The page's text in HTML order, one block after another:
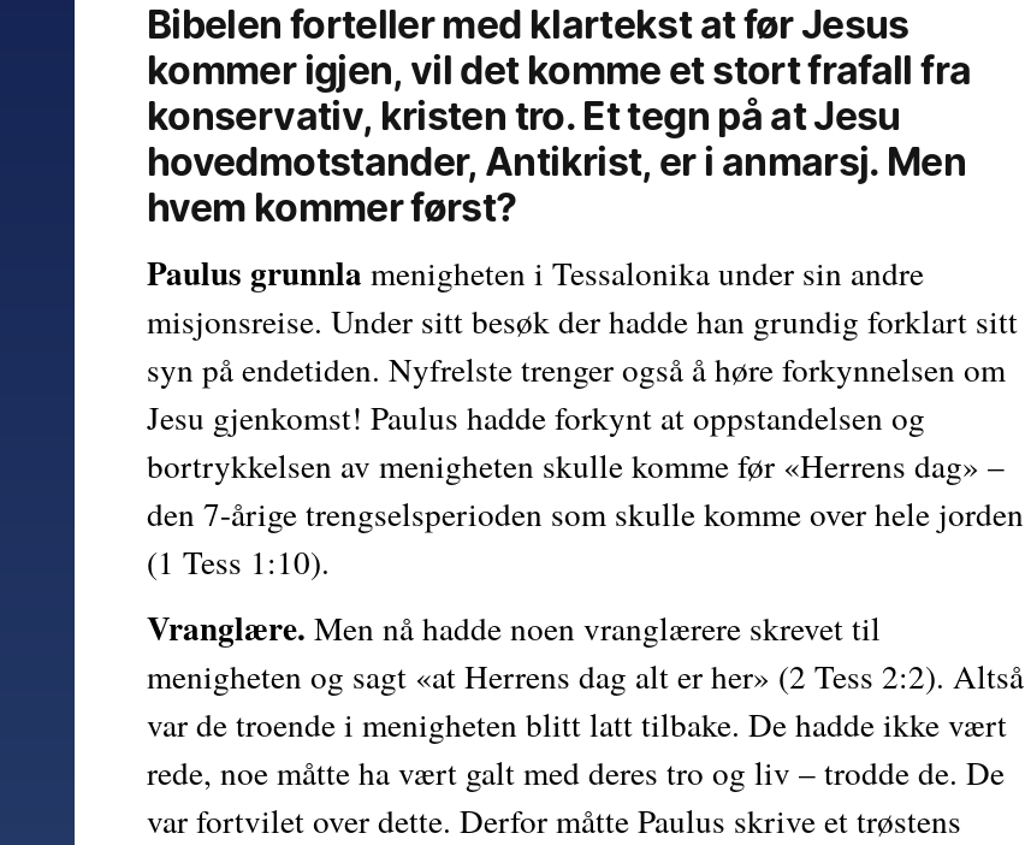
Bibelen forteller med klartekst at før Jesus
kommer igjen, vil det komme et stort frafall fra
konservativ, kristen tro. Et tegn på at Jesu
hovedmotstander, Antikrist, er i anmarsj. Men
hvem kommer først?
Paulus grunnla menigheten i Tessalonika under sin andre
misjonsreise. Under sitt besøk der hadde han grundig forklart sitt
syn på endetiden. Nyfrelste trenger også å høre forkynnelsen om
Jesu gjenkomst! Paulus hadde forkynt at oppstandelsen og
bortrykkelsen av menigheten skulle komme før «Herrens dag» –
den 7-årige trengselsperioden som skulle komme over hele jorden
(1 Tess 1:10).
Vranglære. Men nå hadde noen vranglærere skrevet til
menigheten og sagt «at Herrens dag alt er her» (2 Tess 2:2). Altså
var de troende i menigheten blitt latt tilbake. De hadde ikke vært
rede, noe måtte ha vært galt med deres tro og liv – trodde de. De
var fortvilet over dette. Derfor måtte Paulus skrive et trøstens